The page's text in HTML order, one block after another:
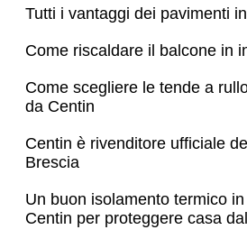
Tutti i vantaggi dei pavimenti
Come riscaldare il balcone in
Come scegliere le tende a
da Centin
Centin è rivenditore ufficiale
Brescia
Un buon isolamento termico
Centin per proteggere casa